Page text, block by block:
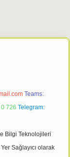
Teams:
726 Telegram:
Bilgi Teknolojileri
Sağlayıcı olarak